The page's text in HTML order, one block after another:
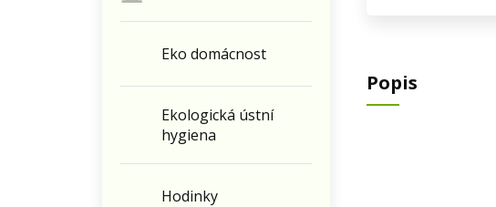
Popis
Eko domácnost
Ekologická ústní
hygiena
Hodinky